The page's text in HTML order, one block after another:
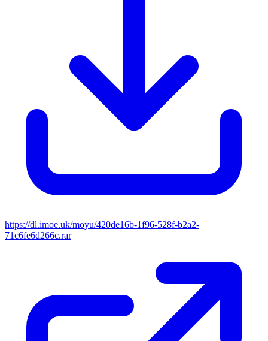
https://dl.imoe.uk/moyu/420de16b-1f96-528f-b2a2-
71c6fe6d266c.rar